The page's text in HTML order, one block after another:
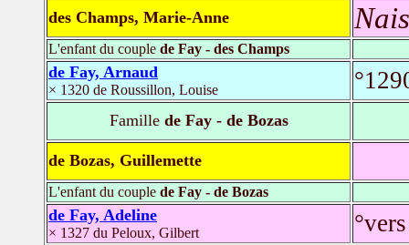
des Champs, Marie-Anne
L'enfant du couple de Fay - des Champs
de Fay, Arnaud
× 1320 de Roussillon, Louise
Famillede Fay - de Bozas
de Bozas, Guillemette
L'enfant du couple de Fay - de Bozas
de Fay, Adeline
× 1327 du Peloux, Gilbert